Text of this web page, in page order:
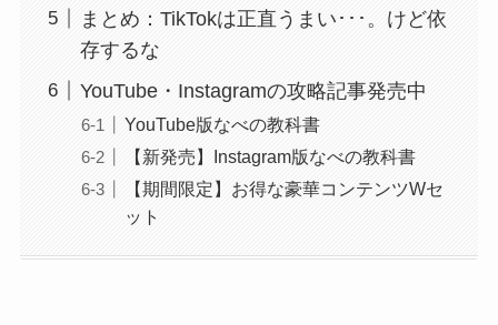
まとめ：TikTokは正直うまい･･･。けど依
存するな
YouTube・Instagramの攻略記事発売中
YouTube版なべの教科書
【新発売】Instagram版なべの教科書
【期間限定】お得な豪華コンテンツWセ
ット